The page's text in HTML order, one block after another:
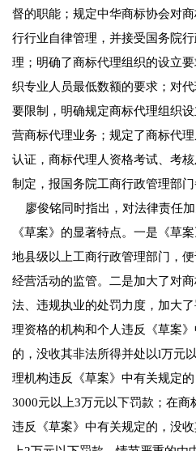
督的职能；规定中华商标协会对
行行业自律管理，并接受国务院
理；明确了商标代理组织的设立
织专业人员最低数额的要求；对
要限制，明确规定商标代理组织
营商标代理业务；规定了商标代
认证，商标代理人资格考试、考
制定，报国务院工商行政管理部门
廖俊铭同时指出，对法律责任
《草案》的显著特点。一是《草
地县级以上工商行政管理部门，
经营活动的监管。二是加大了对
法、违规执业的处罚力度，加大
理资格的机构和个人违反《草案
的，没收其非法所得并处以l万元
理机构违反《草案》中有关规定
3000元以上3万元以下罚款；在商
违反《草案》中有关规定的，没